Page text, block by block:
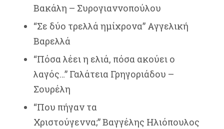
Βακάλη – Συρογιαννοπούλου
“Σε δύο τρελλά ημίχρονα” Αγγελική
Βαρελλά
“Πόσα λέει η ελιά, πόσα ακούει ο
λαγός…” Γαλάτεια Γρηγοριάδου –
Σουρέλη
“Που πήγαν τα
Χριστούγεννα;” Βαγγέλης Ηλιόπουλος